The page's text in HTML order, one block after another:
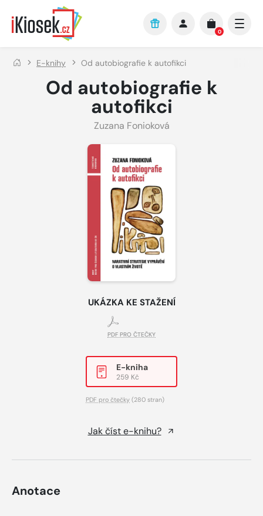
Přejít na hlavní obsah
0
E-knihy Od autobiografie k autofikci
Od autobiografie k
autofikci
Zuzana Fonioková
UKÁZKA KE STAŽENÍ
PDF PRO ČTEČKY
E-kniha
259 Kč
PDF pro čtečky (280 stran)
Jak číst e-knihu?
Anotace